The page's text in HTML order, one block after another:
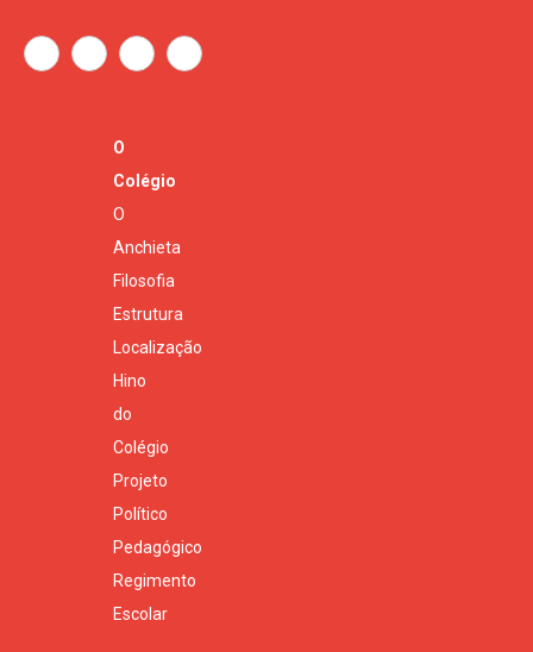
O
Colégio
O
Anchieta
Filosofia
Estrutura
Localização
Hino
do
Colégio
Projeto
Político
Pedagógico
Regimento
Escolar